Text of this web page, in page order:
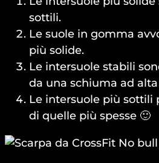
sottili.
Le suole in gomma
più solide.
Le intersuole stabili
da una schiuma ad
Le intersuole più sottili
di quelle più spesse 🙂